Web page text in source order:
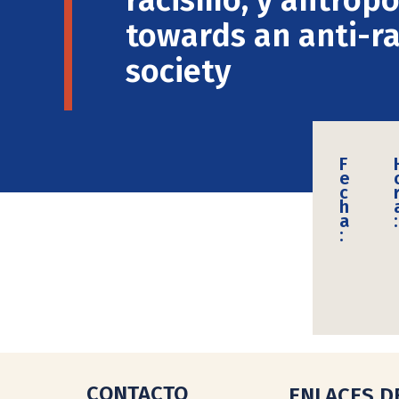
towards an anti-
society
F
e
c
h
a
:
:
CONTACTO